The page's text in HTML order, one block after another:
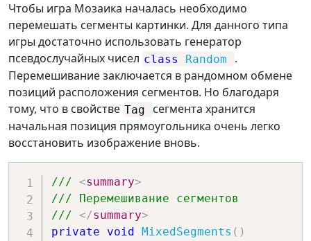
Чтобы игра Мозаика началась необходимо
перемешать сегменты картинки. Для данного типа
игры достаточно использовать генератор
псевдослучайных чисел class Random
.
Перемешивание заключается в рандомном обмене
позиций расположения сегментов. Но благодаря
тому, что в свойстве Tag
сегмента хранится
начальная позиция прямоугольника очень легко
восстановить изображение вновь.
/// <summary>
/// Перемешивание сегментов
/// </summary>
private
void MixedSegments ( )